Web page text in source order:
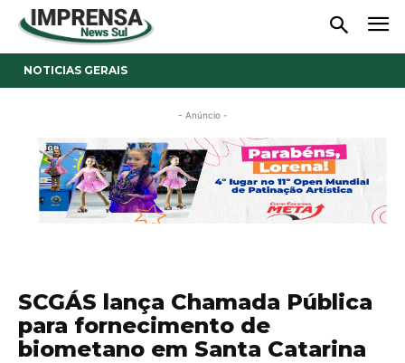
NOTICIAS GERAIS
- Anúncio -
SCGÁS lança Chamada Pública
para fornecimento de
biometano em Santa Catarina